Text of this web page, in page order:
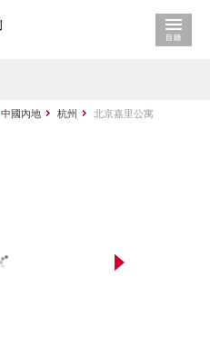
中國內地 杭州 北京嘉里公寓